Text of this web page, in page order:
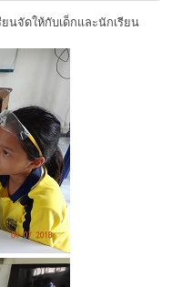
ยนจัดให้กับเด็กและนักเรียน